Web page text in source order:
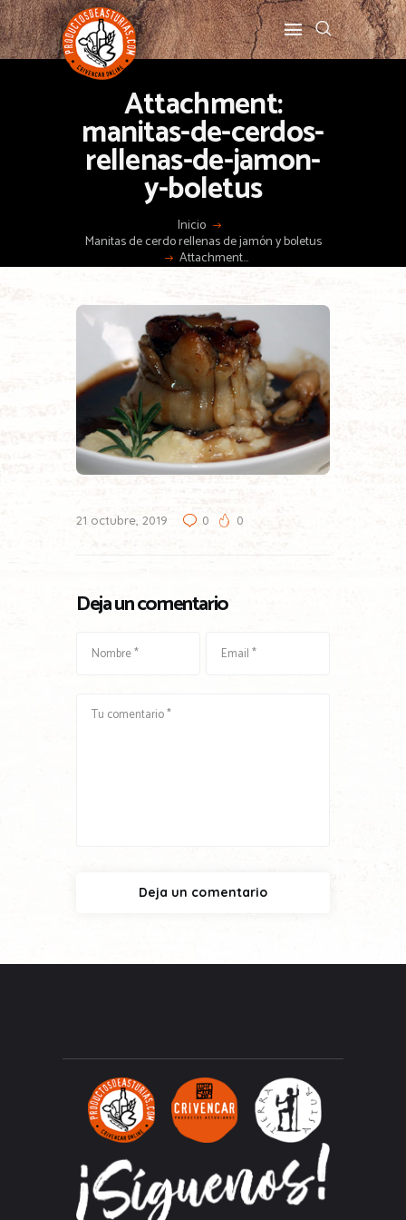
Attachment:
manitas-de-cerdos-
rellenas-de-jamon-
y-boletus
Inicio
Manitas de cerdo rellenas de jamón y boletus
Attachment...
21 octubre, 2019 0 0
Deja un comentario